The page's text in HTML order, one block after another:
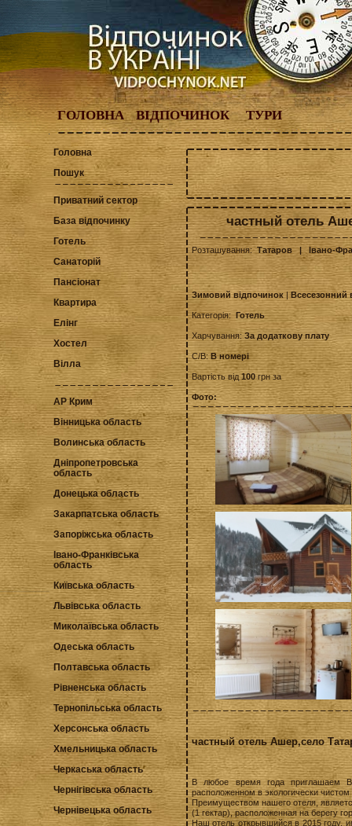
ГОЛОВНА ВІДПОЧИНОК ТУРИ
Головна
Пошук
Приватний сектор
База відпочинку
Готель
Санаторій
Пансіонат
Квартира
Елінг
Хостел
Вілла
АР Крим
Вінницька область
Волинська область
Дніпропетровська
область
Донецька область
Закарпатська область
Запоріжська область
Івано-Франківська
область
Київська область
Львівська область
Миколаївська область
Одеська область
Полтавська область
Рівненська область
Тернопільська область
Херсонська область
Хмельницька область
Черкаська область
Чернігівська область
Чернівецька область
частный отель
Розташування:Татаров | Івано-
Зимовий відпочинок |Всесезонний
Категорія: Готель
Харчування: За додаткову плату
С/В: В номері
Вартість від100 грн за
Фото:
частный отель Ашер,село
В любое время года приглашаем
расположенном в экологически
Преимуществом нашего отеля,
(1 гектар), расположенная на берегу
Наш отель открывшийся в 2015 году,